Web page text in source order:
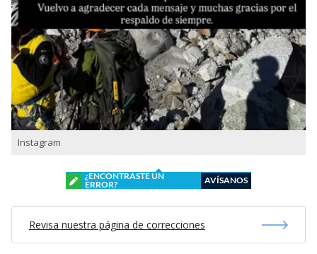
Instagram
¿ENCONTRASTE UN
ERROR?
AVÍSANOS
Revisa nuestra página de correcciones